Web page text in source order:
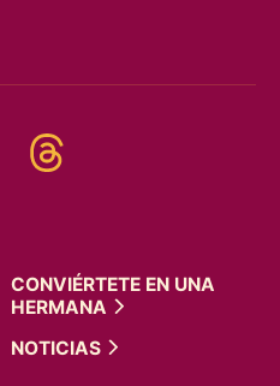
CONVIÉRTETE EN UNA
HERMANA
NOTICIAS